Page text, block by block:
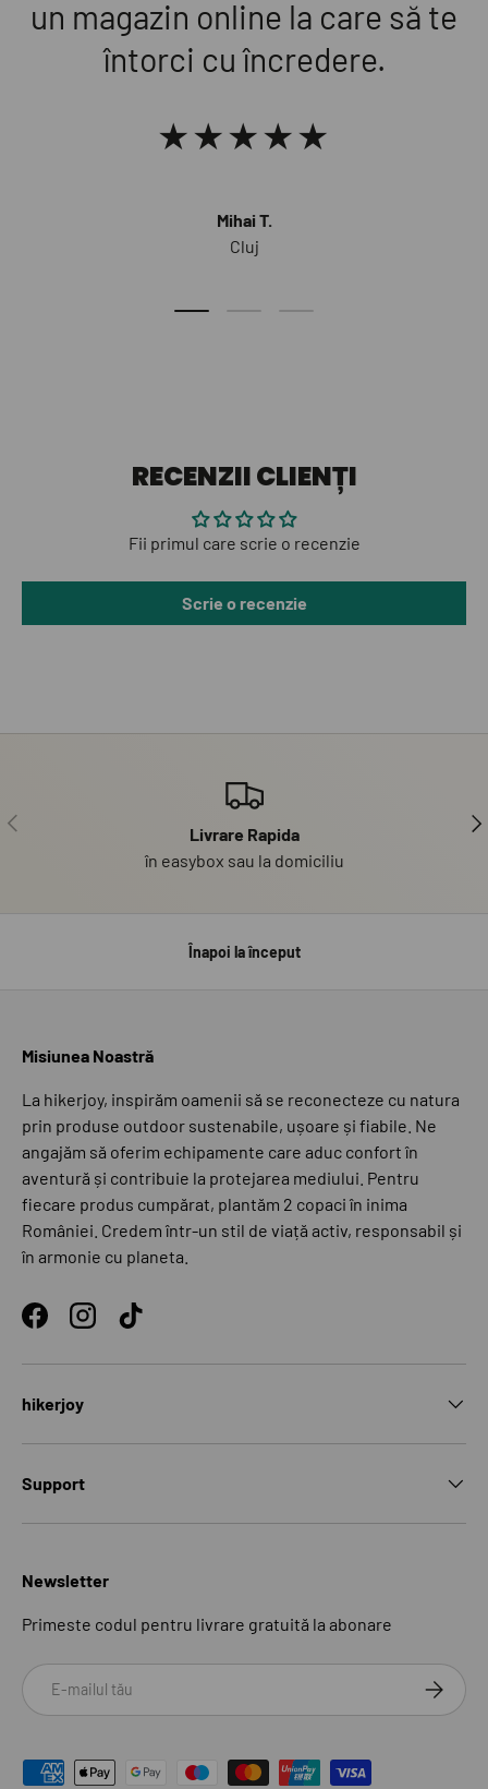
un magazin online la care să te
întorci cu încredere.
★★★★★
Mihai T.
Cluj
RECENZII CLIENȚI
Fii primul care scrie o recenzie
Scrie o recenzie
PRECEDENT
Livrare Rapida
în easybox sau la domiciliu
Înapoi la început
Misiunea Noastră
La hikerjoy, inspirăm oamenii să se reconecteze cu natura
prin produse outdoor sustenabile, ușoare și fiabile. Ne
angajăm să oferim echipamente care aduc confort în
aventură și contribuie la protejarea mediului. Pentru
fiecare produs cumpărat, plantăm 2 copaci în inima
României. Credem într-un stil de viață activ, responsabil și
în armonie cu planeta.
FacebookInstagramTikTok
hikerjoy
Support
Newsletter
Primeste codul pentru livrare gratuită la abonare
Email
Modalități de plată acceptate